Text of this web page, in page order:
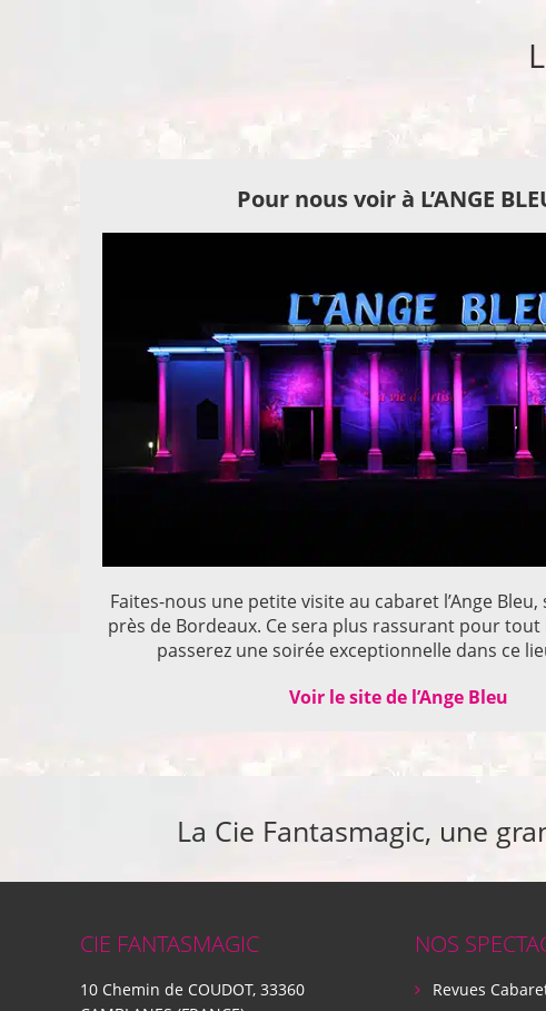
Pour nous voir à L’ANGE
Faites-nous une petite visite au cabaret l’Ange
près de Bordeaux. Ce sera plus rassurant pour
passerez une soirée exceptionnelle dans ce
Voir le site de l’Ange Bleu
La Cie Fantasmagic, une
CIE FANTASMAGIC
10 Chemin de COUDOT, 33360
NOS
Revues